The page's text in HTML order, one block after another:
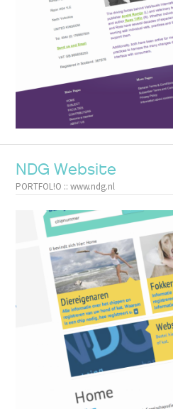
NDG Website
PORTFOL!O :: www.ndg.nl